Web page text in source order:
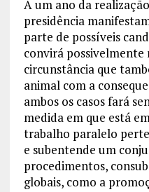
A um ano da
presidência
parte de possíveis
convirá
circunstância que
animal com a
ambos os casos fará
medida em que está
trabalho paralelo
e subentende um
procedimentos,
globais, como a